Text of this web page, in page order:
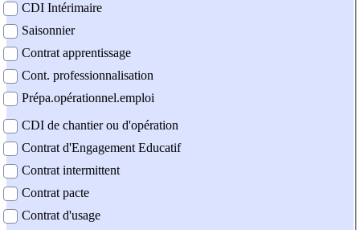
CDI Intérimaire
Saisonnier
Contrat apprentissage
Cont. professionnalisation
Prépa.opérationnel.emploi
CDI de chantier ou d'opération
Contrat d'Engagement Educatif
Contrat intermittent
Contrat pacte
Contrat d'usage